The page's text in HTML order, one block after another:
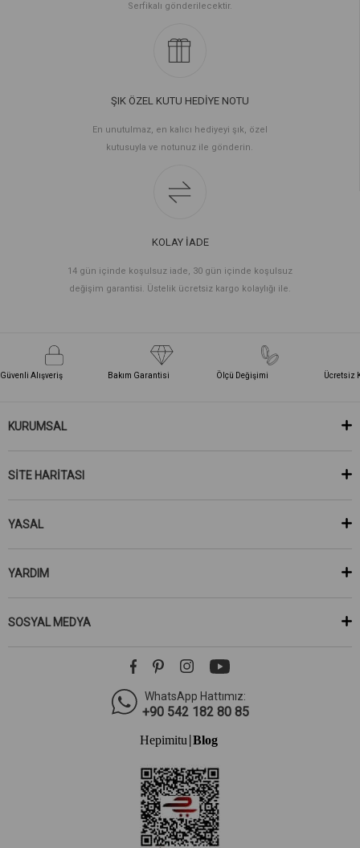
Serfikalı gönderilecektir.
ŞIK ÖZEL KUTU HEDİYE NOTU
En unutulmaz, en kalıcı hediyeyi şık, özel
kutusuyla ve notunuz ile gönderin.
KOLAY İADE
14 gün içinde koşulsuz iade, 30 gün içinde koşulsuz
değişim garantisi. Üstelik ücretsiz kargo kolaylığı ile.
Güvenli Alışveriş Bakım Garantisi Ölçü Değişimi Ücretsiz
KURUMSAL
SİTE HARİTASI
YASAL
YARDIM
SOSYAL MEDYA
WhatsApp Hattımız:
+90 542 182 80 85
Hepimitu| Blog